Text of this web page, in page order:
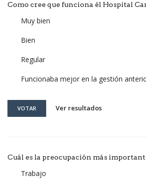
Como cree que funciona él Hospital
Muy bien
Bien
Regular
Funcionaba mejor en la gestión
VOTAR Ver resultados
Cuál es la preocupación más
Trabajo